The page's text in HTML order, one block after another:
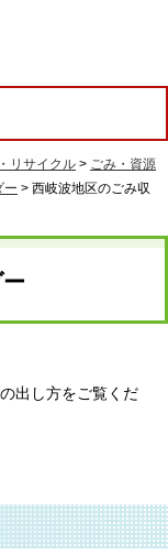
リサイクル > ごみ・資源
ー > 西岐波地区のごみ収
出し方をご覧くだ